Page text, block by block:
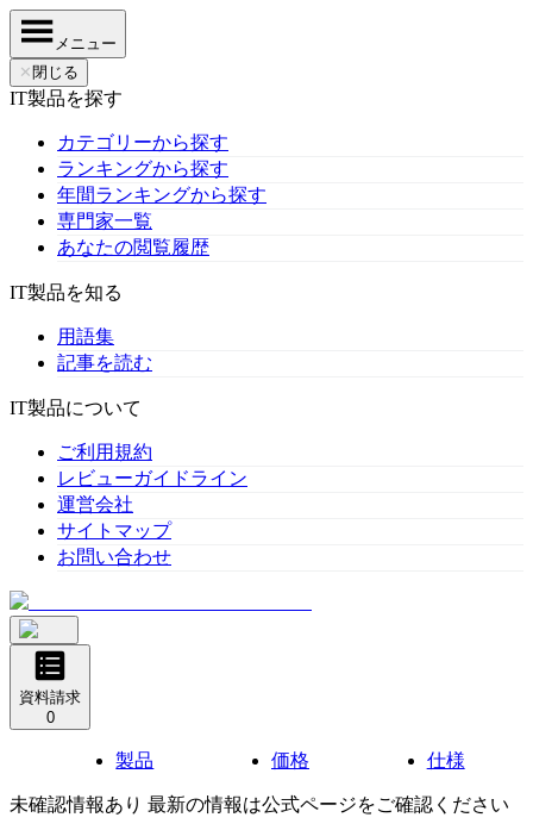
メニュー
✕ 閉じる
IT製品を探す
カテゴリーから探す
ランキングから探す
年間ランキングから探す
専門家一覧
あなたの閲覧履歴
IT製品を知る
用語集
記事を読む
IT製品について
ご利用規約
レビューガイドライン
運営会社
サイトマップ
お問い合わせ
資料請求
0
製品 価格 仕様
未確認情報あり 最新の情報は公式ページをご確認ください